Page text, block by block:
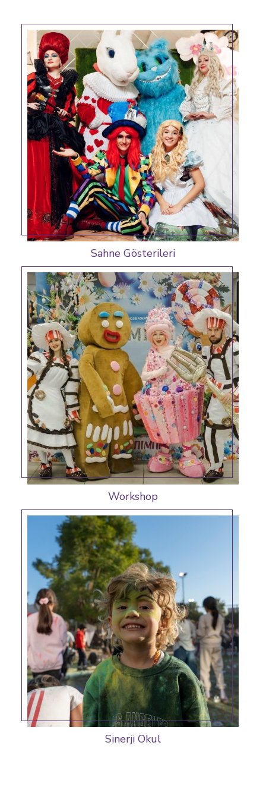
Sahne Gösterileri
Workshop
Sinerji Okul